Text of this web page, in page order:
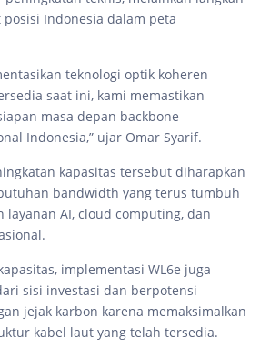
Indonesia dalam peta
teknologi optik koheren
saat ini, kami memastikan
masa depan backbone
Indonesia,” ujar Omar Syarif.
kapasitas tersebut diharapkan
bandwidth yang terus tumbuh
layanan AI, cloud computing, dan
implementasi WL6e juga
sisi investasi dan berpotensi
jejak karbon karena memaksimalkan
kabel laut yang telah tersedia.